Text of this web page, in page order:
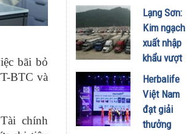
bãi bỏ
BTC và
chính
mới về kim
ngạch xuất
khẩu
04/07/2025
Lạng Sơn:
Kim ngạch
xuất nhập
khẩu vượt
17,8 tỷ USD
trong quý
I/2025,
tăng 24%
Herbalife
Việt Nam
đạt giải
thưởng